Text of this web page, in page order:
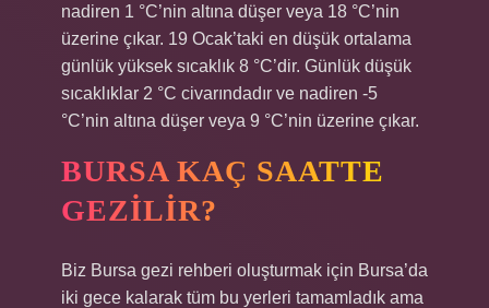
nadiren 1 °C’nin altına düşer veya 18 °C’nin
üzerine çıkar. 19 Ocak’taki en düşük ortalama
günlük yüksek sıcaklık 8 °C’dir. Günlük düşük
sıcaklıklar 2 °C civarındadır ve nadiren -5
°C’nin altına düşer veya 9 °C’nin üzerine çıkar.
BURSA KAÇ SAATTE
GEZILIR?
Biz Bursa gezi rehberi oluşturmak için Bursa’da
iki gece kalarak tüm bu yerleri tamamladık ama